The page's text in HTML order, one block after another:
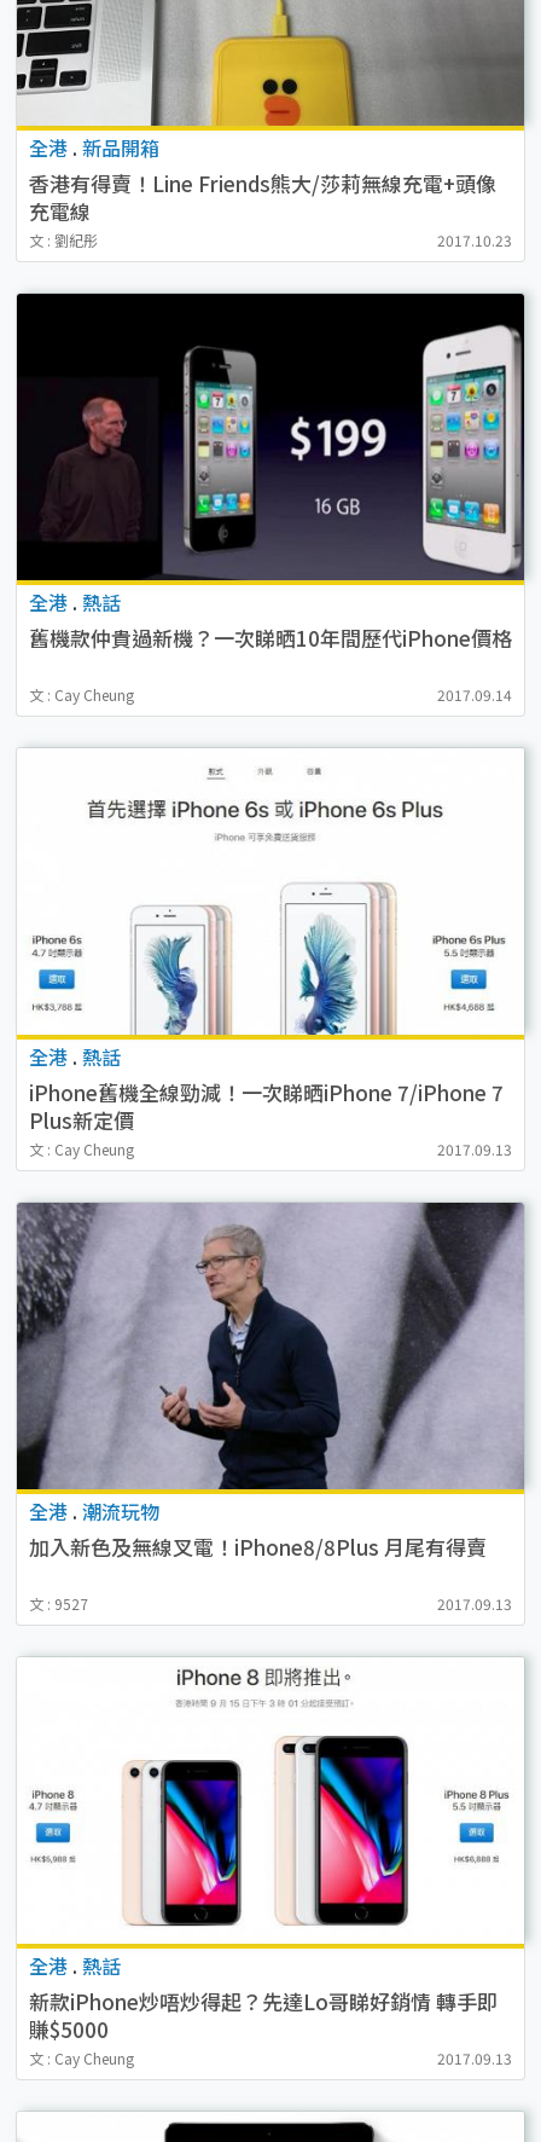
全港 . 新品開箱
香港有得賣！Line Friends熊大/莎莉無線充電+頭像
充電線
文 : 劉紀彤 2017.10.23
全港 . 熱話
舊機款仲貴過新機？一次睇晒10年間歷代iPhone價格
文 : Cay Cheung 2017.09.14
全港 . 熱話
iPhone舊機全線勁減！一次睇晒iPhone 7/iPhone 7
Plus新定價
文 : Cay Cheung 2017.09.13
全港 . 潮流玩物
加入新色及無線叉電！iPhone8/8Plus 月尾有得賣
文 : 9527 2017.09.13
全港 . 熱話
新款iPhone炒唔炒得起？先達Lo哥睇好銷情 轉手即
賺$5000
文 : Cay Cheung 2017.09.13